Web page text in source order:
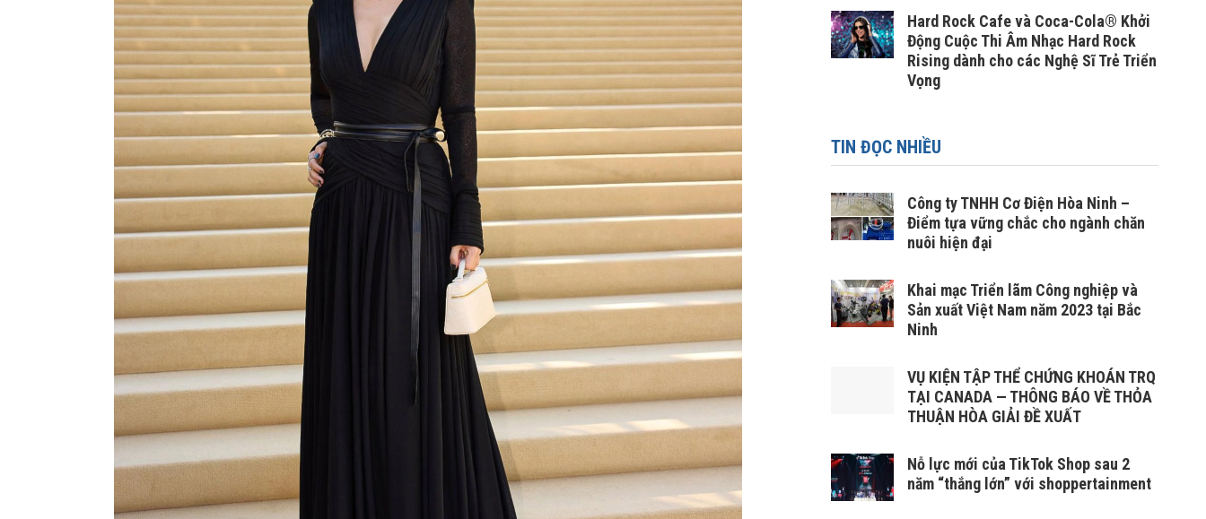
Hard Rock Cafe và Coca-Cola® Khởi
Động Cuộc Thi Âm Nhạc Hard Rock
Rising dành cho các Nghệ Sĩ Trẻ Triển
Vọng
TIN ĐỌC NHIỀU
Công ty TNHH Cơ Điện Hòa Ninh –
Điểm tựa vững chắc cho ngành chăn
nuôi hiện đại
Khai mạc Triển lãm Công nghiệp và
Sản xuất Việt Nam năm 2023 tại Bắc
Ninh
VỤ KIỆN TẬP THỂ CHỨNG KHOÁN TRQ
TẠI CANADA — THÔNG BÁO VỀ THỎA
THUẬN HÒA GIẢI ĐỀ XUẤT
Nỗ lực mới của TikTok Shop sau 2
năm “thắng lớn” với shoppertainment